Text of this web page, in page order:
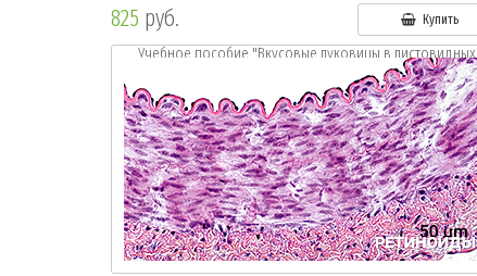
825 руб. Купить
Учебное пособие "Вкусовые луковицы в листовидных
сосочках языка кролика.
Окр.: г.-э."